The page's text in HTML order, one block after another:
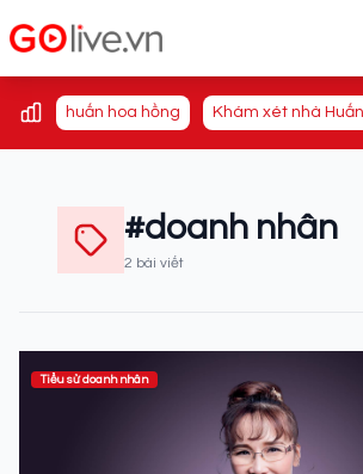
huấn hoa hồng Khám xét nhà
#doanh nhân
2 bài viết
Tiểu sử doanh nhân